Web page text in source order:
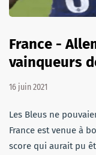
France -
vainqueurs
16 juin 2021
Les Bleus ne
France est venue à
score qui aurait pu